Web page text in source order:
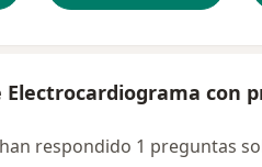
Electrocardiograma con
respondido 1 preguntas